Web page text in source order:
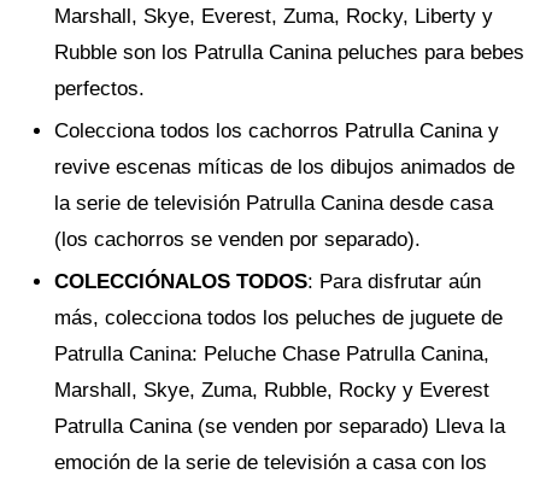
Marshall, Skye, Everest, Zuma, Rocky, Liberty y
Rubble son los Patrulla Canina peluches para bebes
perfectos.
Colecciona todos los cachorros Patrulla Canina y
revive escenas míticas de los dibujos animados de
la serie de televisión Patrulla Canina desde casa
(los cachorros se venden por separado).
COLECCIÓNALOS TODOS: Para disfrutar aún
más, colecciona todos los peluches de juguete de
Patrulla Canina: Peluche Chase Patrulla Canina,
Marshall, Skye, Zuma, Rubble, Rocky y Everest
Patrulla Canina (se venden por separado) Lleva la
emoción de la serie de televisión a casa con los